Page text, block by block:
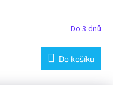
Do 3 dnů
Do košíku